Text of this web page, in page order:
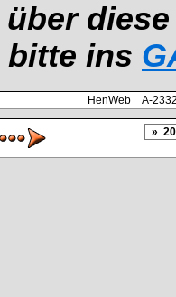
bitte ins
HenWeb A-